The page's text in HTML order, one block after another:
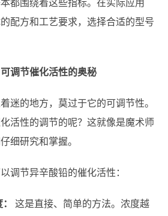
都围绕着这些指标。在实际应用
配方和工艺要求，选择合适的型号
调节催化活性的奥秘
迷的地方，莫过于它的可调节性。
活性的调节的呢？这就像是魔术师
细研究和掌握。
调节异辛酸铅的催化活性：
这是直接、简单的方法。浓度越